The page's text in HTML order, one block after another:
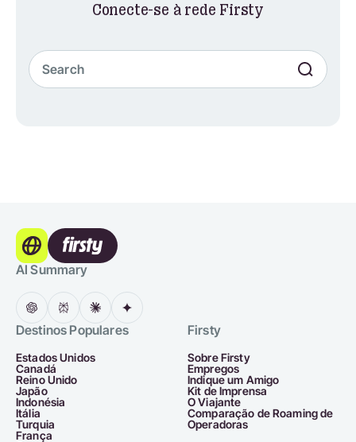
Conecte-se à rede Firsty
AI Summary
Destinos Populares
Estados Unidos
Canadá
Reino Unido
Japão
Indonésia
Itália
Turquia
França
Firsty
Sobre Firsty
Empregos
Indique um Amigo
Kit de Imprensa
O Viajante
Comparação de Roaming de
Operadoras